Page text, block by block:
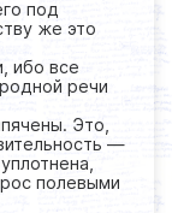
под
же это
ибо все
речи
Это,
—
полевыми